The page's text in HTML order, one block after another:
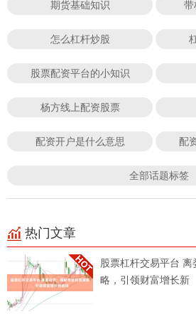
期货基础知识
怎么杠杆炒股
股票配资平台的小知识
杨方线上配资股票
配资开户是什么意思 配
全部话题标签
热门文章
股票杠杆交易平台
略，引领财富增长新